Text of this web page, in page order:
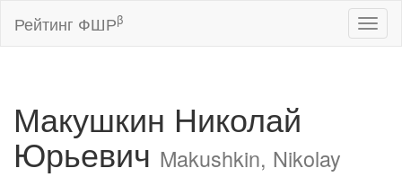
Рейтинг ФШРβ
Макушкин Николай
Юрьевич Makushkin, Nikolay